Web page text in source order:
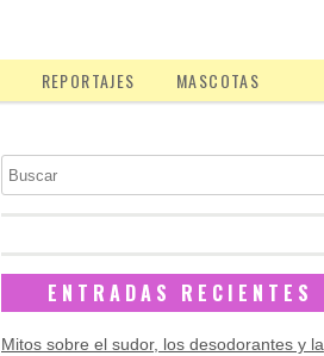
REPORTAJES MASCOTAS
Buscar
ENTRADAS RECIENTES
Mitos sobre el sudor, los desodorantes y la